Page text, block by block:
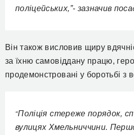
поліцейських,”- зазначив
Він також висловив щиру
за їхню самовіддану працю,
продемонстровані у боротьбі з
“Поліція стереже порядок,
вулицях Хмельниччини.